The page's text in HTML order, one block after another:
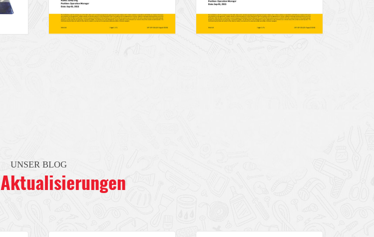
UNSER BLOG
Aktualisierungen